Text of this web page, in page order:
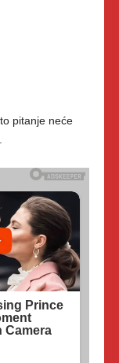
pitanje neće